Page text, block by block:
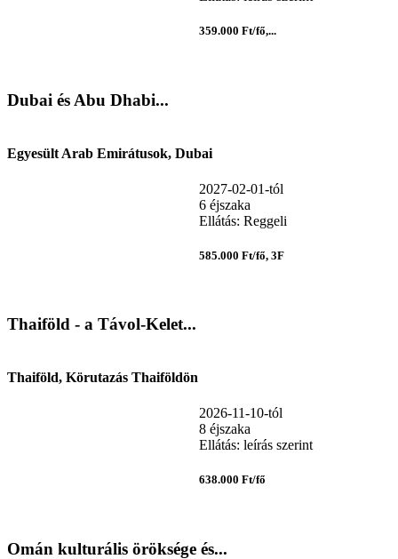
359.000 Ft/fő,...
Dubai és Abu Dhabi...
Egyesült Arab Emirátusok, Dubai
2027-02-01-tól
6 éjszaka
Ellátás: Reggeli
585.000 Ft/fő, 3F
Thaiföld - a Távol-Kelet...
Thaiföld, Körutazás Thaiföldön
2026-11-10-tól
8 éjszaka
Ellátás: leírás szerint
638.000 Ft/fő
Omán kulturális öröksége és...